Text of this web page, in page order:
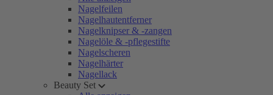
Nagelfeilen
Nagelhautentferner
Nagelknipser & -zangen
Nagelöle & -pflegestifte
Nagelscheren
Nagelhärter
Nagellack
Beauty Set